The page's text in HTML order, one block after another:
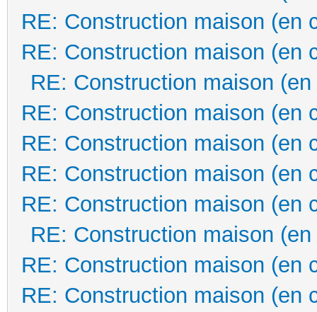
RE: Construction maison (en
RE: Construction maison (en
RE: Construction maison
RE: Construction maison (en
RE: Construction maison (en
RE: Construction maison (en
RE: Construction maison (en
RE: Construction maison
RE: Construction maison (en
RE: Construction maison (en